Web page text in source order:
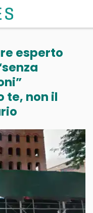
esperto
te, non il